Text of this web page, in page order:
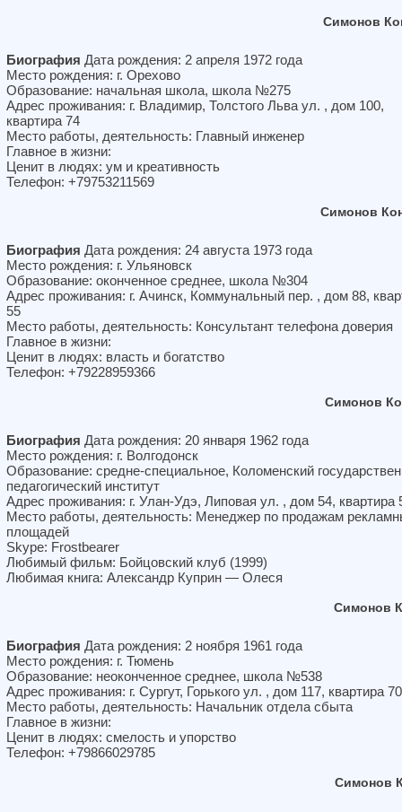
Симонов
Биография Дата рождения: 2 апреля 1972 года
Место рождения: г. Орехово
Образование: начальная школа, школа №275
Адрес проживания: г. Владимир, Толстого Льва ул. , дом 100,
квартира 74
Место работы, деятельность: Главный инженер
Главное в жизни:
Ценит в людях: ум и креативность
Телефон: +79753211569
Симонов
Биография Дата рождения: 24 августа 1973 года
Место рождения: г. Ульяновск
Образование: оконченное среднее, школа №304
Адрес проживания: г. Ачинск, Коммунальный пер. , дом 88,
55
Место работы, деятельность: Консультант телефона доверия
Главное в жизни:
Ценит в людях: власть и богатство
Телефон: +79228959366
Симонов
Биография Дата рождения: 20 января 1962 года
Место рождения: г. Волгодонск
Образование: средне-специальное, Коломенский
педагогический институт
Адрес проживания: г. Улан-Удэ, Липовая ул. , дом 54, квартира
Место работы, деятельность: Менеджер по продажам
площадей
Skype: Frostbearer
Любимый фильм: Бойцовский клуб (1999)
Любимая книга: Александр Куприн — Олеся
Симонов
Биография Дата рождения: 2 ноября 1961 года
Место рождения: г. Тюмень
Образование: неоконченное среднее, школа №538
Адрес проживания: г. Сургут, Горького ул. , дом 117, квартира 70
Место работы, деятельность: Начальник отдела сбыта
Главное в жизни:
Ценит в людях: смелость и упорство
Телефон: +79866029785
Симонов